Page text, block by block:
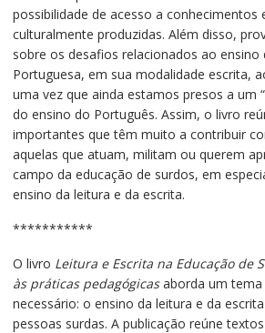
possibilidade de acesso a conhecimentos
culturalmente produzidas. Além disso,
sobre os desafios relacionados ao ensino
Portuguesa, em sua modalidade escrita,
uma vez que ainda estamos presos a um
do ensino do Português. Assim, o livro
importantes que têm muito a contribuir
aquelas que atuam, militam ou querem
campo da educação de surdos, em
ensino da leitura e da escrita.
***********
O livro Leitura e Escrita na Educação de
às práticas pedagógicas aborda um
necessário: o ensino da leitura e da
pessoas surdas. A publicação reúne